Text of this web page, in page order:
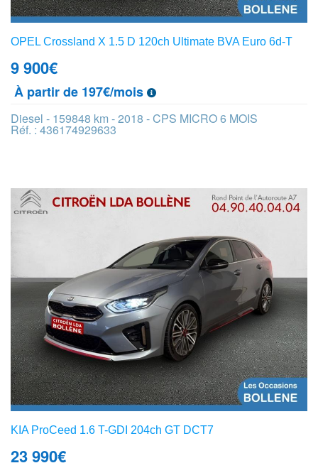
OPEL Crossland X 1.5 D 120ch Ultimate BVA Euro 6d-T
9 900€
À partir de 197€/mois
Diesel - 159848 km - 2018 - CPS MICRO 6 MOIS
Réf. : 436174929633
KIA ProCeed 1.6 T-GDI 204ch GT DCT7
23 990€